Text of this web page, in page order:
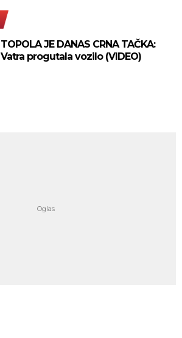
TOPOLA JE DANAS CRNA TAČKA:
Vatra progutala vozilo (VIDEO)